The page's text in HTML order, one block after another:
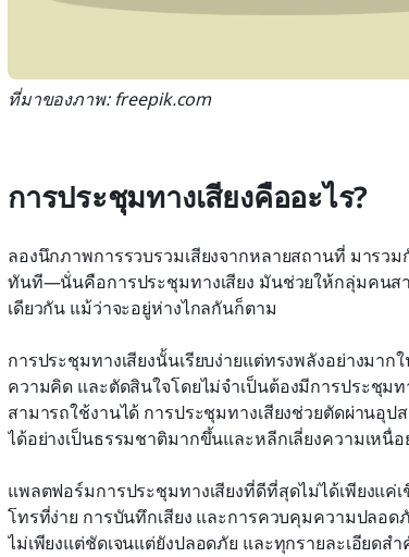
ที่มาของภาพ: freepik.com
การประชุมทางเสียงคืออะไร?
ลองนึกภาพการรวบรวมเสียงจากหลายสถานที่ มาร
ทันที—นั่นคือการประชุมทางเสียง มันช่วยให้กลุ่มคนส
เดียวกัน แม้ว่าจะอยู่ห่างไกลกันก็ตาม
การประชุมทางเสียงนั้นเรียบง่ายแต่ทรงพลังอย่างม
ความคิด และตัดสินใจโดยไม่จำเป็นต้องมีการประชุม
สามารถใช้งานได้ การประชุมทางเสียงช่วยตัดผ่านอุ
ได้อย่างเป็นธรรมชาติมากขึ้นและหลีกเลี่ยงความเหนื่
แพลตฟอร์มการประชุมทางเสียงที่ดีที่สุดไม่ได้เพียงแค่
โทรที่ง่าย การบันทึกเสียง และการควบคุมความปลอด
ไม่เพียงแต่ชัดเจนแต่ยังปลอดภัย และทุกรายละเอียด